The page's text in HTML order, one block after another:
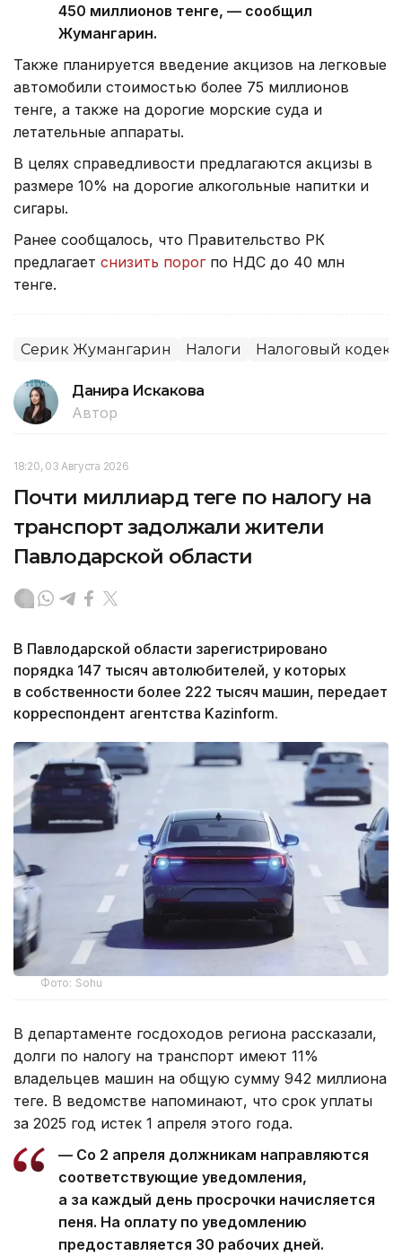
450 миллионов тенге, — сообщил
Жумангарин.
Также планируется введение акцизов на легковые
автомобили стоимостью более 75 миллионов
тенге, а также на дорогие морские суда и
летательные аппараты.
В целях справедливости предлагаются акцизы в
размере 10% на дорогие алкогольные напитки и
сигары.
Ранее сообщалось, что Правительство РК
предлагает снизить порогпо НДС до 40 млн
тенге.
Серик Жумангарин Налоги Налоговый кодекс
Данира Искакова
Автор
18:20, 03 Августа 2026
Почти миллиард теңге по налогу на
транспорт задолжали жители
Павлодарской области
В Павлодарской области зарегистрировано
порядка 147 тысяч автолюбителей, у которых
в собственности более 222 тысяч машин, передает
корреспондент агентства Kazinform.
Фото: Sohu
В департаменте госдоходов региона рассказали,
долги по налогу на транспорт имеют 11%
владельцев машин на общую сумму 942 миллиона
теңге. В ведомстве напоминают, что срок уплаты
за 2025 год истек 1 апреля этого года.
— Со 2 апреля должникам направляются
соответствующие уведомления,
а за каждый день просрочки начисляется
пеня. На оплату по уведомлению
предоставляется 30 рабочих дней.